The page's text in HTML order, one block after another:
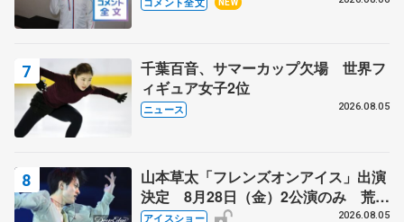
NEW
千葉百音、サマーカップ欠場 世界フ
ィギュア女子2位
ニュース 2026.08.05
山本草太「フレンズオンアイス」出演
決定 8月28日（金）2公演のみ 荒川
静香さんプロデュース、20周年のアイ
アイスショー 2026.08.05